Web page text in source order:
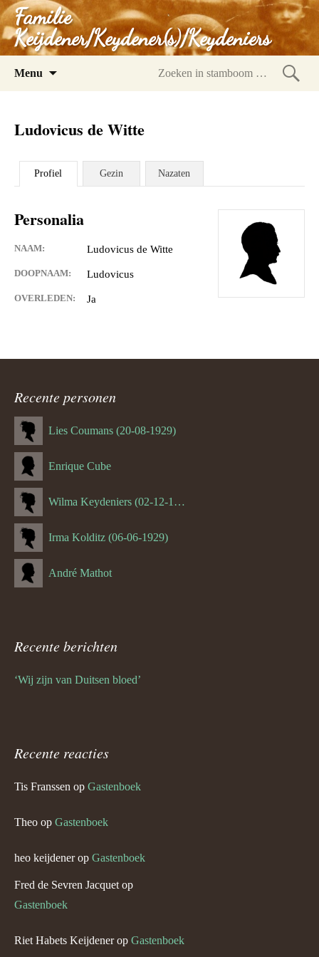
Familie
Keijdener/Keydener(s)/Keydeniers
Menu
Ludovicus de Witte
Profiel Gezin Nazaten
Personalia
NAAM: Ludovicus de Witte
DOOPNAAM: Ludovicus
OVERLEDEN: Ja
Recente personen
Lies Coumans (20-08-1929)
Enrique Cube
Wilma Keydeniers (02-12-1953)
Irma Kolditz (06-06-1929)
André Mathot
Recente berichten
‘Wij zijn van Duitsen bloed’
Recente reacties
Tis Franssen op Gastenboek
Theo op Gastenboek
heo keijdenerop Gastenboek
Fred de Sevren Jacquet op
Gastenboek
Riet Habets Keijdenerop Gastenboek